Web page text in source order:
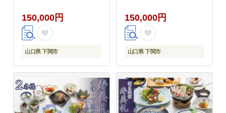
150,000円
山口県 下関市
150,000円
山口県 下関市